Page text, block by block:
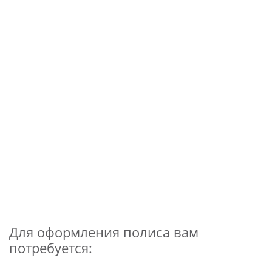
Для оформления полиса вам
потребуется: